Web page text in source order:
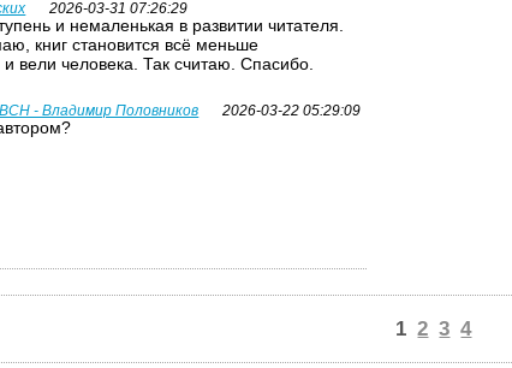
2026-03-31 07:26:29
и немаленькая в развитии читателя.
книг становится всё меньше
вели человека. Так считаю. Спасибо.
- Владимир Половников 2026-03-22 05:29:09
1 2 3 4